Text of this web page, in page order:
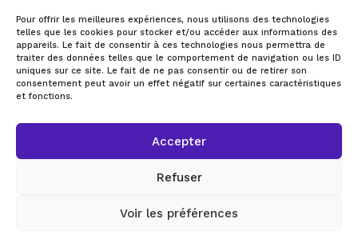
Pour offrir les meilleures expériences, nous utilisons des technologies
telles que les cookies pour stocker et/ou accéder aux informations des
appareils. Le fait de consentir à ces technologies nous permettra de
traiter des données telles que le comportement de navigation ou les ID
uniques sur ce site. Le fait de ne pas consentir ou de retirer son
consentement peut avoir un effet négatif sur certaines caractéristiques
et fonctions.
Accepter
Refuser
Voir les préférences
Politique de cookies (UE)
Mentions légales
Retrouvez GrenoBLE LAB sur Linkedin
Retrouvez Designer+ sur Linkedin
Contacter la Route du Design